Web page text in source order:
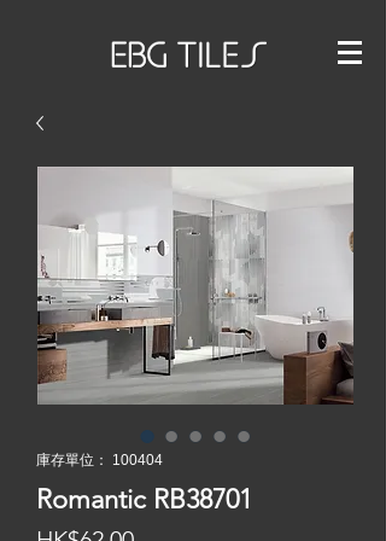
庫存單位： 100404
Romantic RB38701